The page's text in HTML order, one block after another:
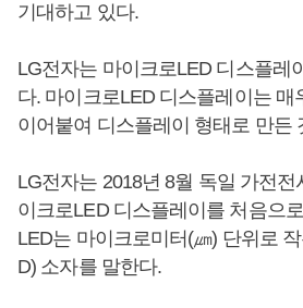
기대하고 있다.
LG전자는 마이크로LED 디스플레
다. 마이크로LED 디스플레이는 매
이어붙여 디스플레이 형태로 만든
LG전자는 2018년 8월 독일 가전전
이크로LED 디스플레이를 처음으
LED는 마이크로미터(㎛) 단위로
D) 소자를 말한다.